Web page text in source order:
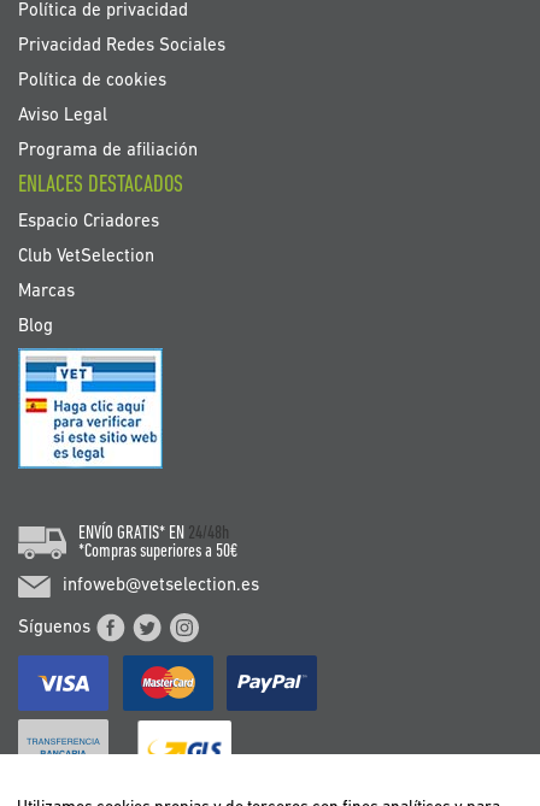
Política de privacidad
Privacidad Redes Sociales
Política de cookies
Aviso Legal
Programa de afiliación
ENLACES DESTACADOS
Espacio Criadores
Club VetSelection
Marcas
Blog
ENVÍO GRATIS* EN 24/48h
*Compras superiores a 50€
infoweb@vetselection.es
Síguenos